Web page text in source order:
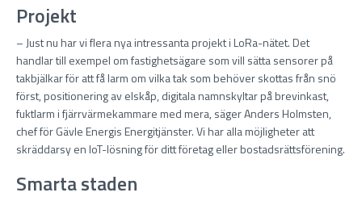
Projekt
– Just nu har vi flera nya intressanta projekt i LoRa-nätet. Det
handlar till exempel om fastighetsägare som vill sätta sensorer på
takbjälkar för att få larm om vilka tak som behöver skottas från snö
först, positionering av elskåp, digitala namnskyltar på brevinkast,
fuktlarm i fjärrvärmekammare med mera, säger Anders Holmsten,
chef för Gävle Energis Energitjänster. Vi har alla möjligheter att
skräddarsy en IoT-lösning för ditt företag eller bostadsrättsförening.
Smarta staden